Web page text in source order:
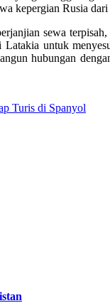
kepergian Rusia
sewa
untuk
hubungan
Turis di Spanyol